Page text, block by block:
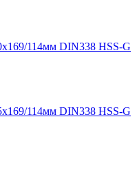
114мм DIN338 HSS-G
114мм DIN338 HSS-G